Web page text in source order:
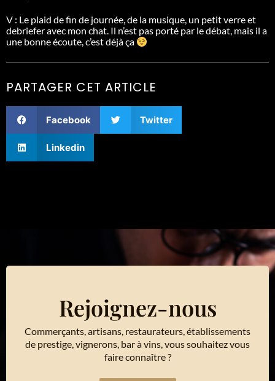
V : Le plaid de fin de journée, de la musique, un petit verre et
debrieferavec mon chat. Il n’est pas porté par le débat, mais il a
une bonne écoute, c’est déjà ça
PARTAGER CET ARTICLE
Facebook Twitter
Linkedin
Rejoignez-nous
Commerçants, artisans, restaurateurs, établissements
de prestige, vignerons, bar à vins, vous souhaitez vous
faire connaître ?